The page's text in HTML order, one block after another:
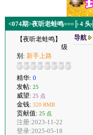
<074期>夜听老蛙鸣===╠ 4
【夜听老蛙鸣】
级
别: 新手上路
精华: 0
发帖: 25
威望: 25 点
金钱: 320 RMB
贡献值: 25 点
注册:2023-11-22
登录:2025-05-18
导航